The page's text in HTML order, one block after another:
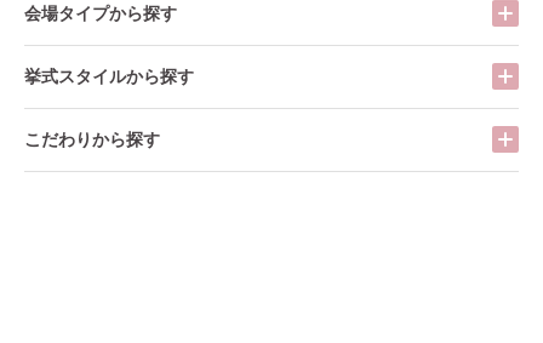
会場タイプから探す
挙式スタイルから探す
こだわりから探す